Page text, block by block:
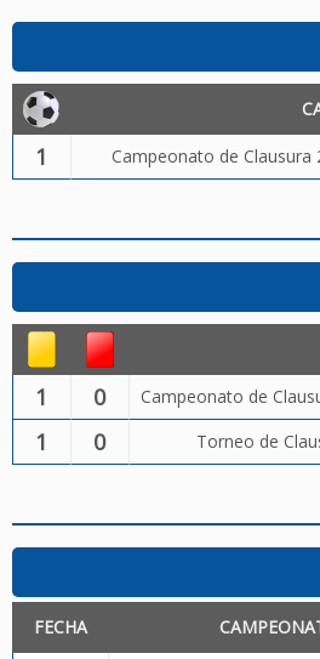
1 Campeonato de Clausura
1 0 Campeonato de
1 0 Torneo de
FECHA